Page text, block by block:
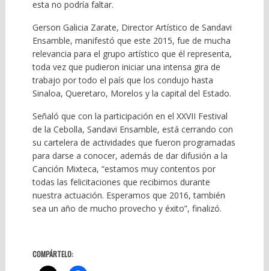
esta no podría faltar.
Gerson Galicia Zarate, Director Artístico de Sandavi
Ensamble, manifestó que este 2015, fue de mucha
relevancia para el grupo artístico que él representa,
toda vez que pudieron iniciar una intensa gira de
trabajo por todo el país que los condujo hasta
Sinaloa, Queretaro, Morelos y la capital del Estado.
Señaló que con la participación en el XXVII Festival
de la Cebolla, Sandavi Ensamble, está cerrando con
su cartelera de actividades que fueron programadas
para darse a conocer, además de dar difusión a la
Canción Mixteca, “estamos muy contentos por
todas las felicitaciones que recibimos durante
nuestra actuación. Esperamos que 2016, también
sea un año de mucho provecho y éxito”, finalizó.
COMPÁRTELO: